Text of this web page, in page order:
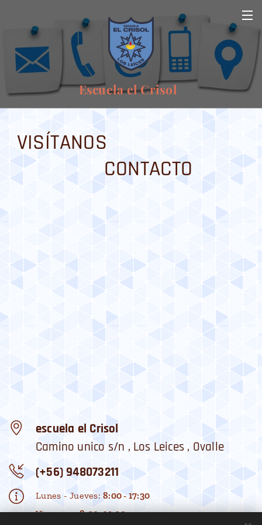
Escuela el Crisol
VISÍTANOS
CONTACTO
escuela el Crisol
Camino unico s/n , Los Leices , Ovalle
(+56) 948073211
Lunes - Jueves:8:00 - 17:30
Viernes:: 8:00 -14:00